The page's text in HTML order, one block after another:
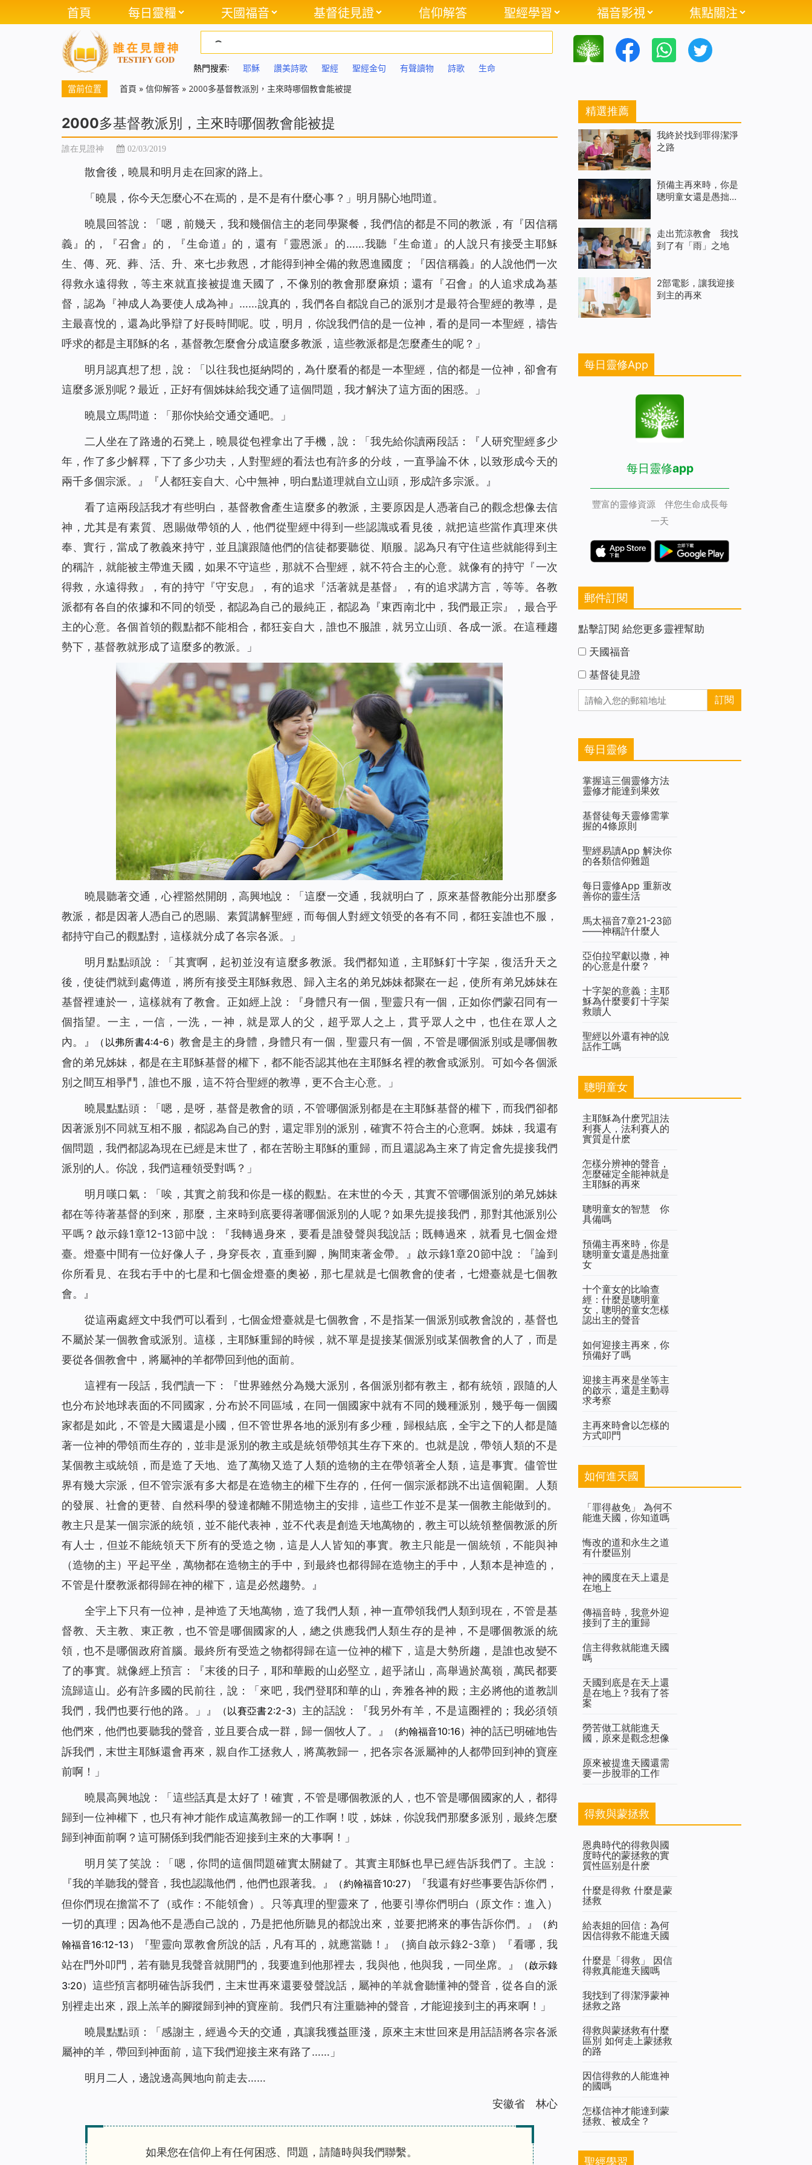
首頁 每日靈糧 天國福音 基督徒見證 信仰解答 聖經學習 福音影視 焦點關注
熱門搜索: 耶穌 讚美詩歌 聖經 聖經金句 有聲讀物 詩歌 生命
當前位置 首頁 » 信仰解答 » 2000多基督教派別，主來時哪個教會能被提
2000多基督教派別，主來時哪個教會能被提
誰在見證神 02/03/2019
散會後，曉晨和明月走在回家的路上。
「曉晨，你今天怎麼心不在焉的，是不是有什麼心事？」明月關心地問道。
曉晨回答說：「嗯，前幾天，我和幾個信主的老同學聚餐，我們信的都是不同的教派，有『因信稱
義』的，『召會』的，
『生命道』 的，還有『靈恩派』的……我聽 『生命道』 的人說只有接受主耶穌
生、傳、死、葬、活、升、來七步救恩，才能得到神全備的救恩進國度；『因信稱義』的人說他們一次
得救永遠得救，等主來就直接被提進天國了，不像別的教會那麼麻煩；還有『召會』的人追求成為基
督，認為『神成人為要使人成為神』……說真的，我們各自都說自己的派別才是最符合聖經的教導，是
主最喜悅的，還為此爭辯了好長時間呢。哎，明月，你說我們信的是一位神，看的是同一本聖經，禱告
呼求的都是主耶穌的名，基督教怎麼會分成這麼多教派，這些教派都是怎麼產生的呢？」
明月認真想了想，說：「以往我也挺納悶的，為什麼看的都是一本聖經，信的都是一位神，卻會有
這麼多派別呢？最近，正好有個姊妹給我交通了這個問題，我才解決了這方面的困惑。」
曉晨立馬問道：「那你快給交通交通吧。」
二人坐在了路邊的石凳上，曉晨從包裡拿出了手機，說：「我先給你讀兩段話：『 人研究聖經多少
年，作了多少解釋，下了多少功夫，人對聖經的看法也有許多的分歧，一直爭論不休，以致形成今天的
兩千多個宗派。
』『 人都狂妄自大、心中無神，明白點道理就自立山頭，形成許多宗派。 』
看了這兩段話我才有些明白，基督教會產生這麼多的教派，主要原因是人憑著自己的觀念想像去信
神，尤其是有素質、恩賜做帶領的人，他們從聖經中得到一些認識或看見後，就把這些當作真理來供
奉、實行，當成了教義來持守，並且讓跟隨他們的信徒都要聽從、順服。認為只有守住這些就能得到主
的稱許，就能被主帶進天國，如果不守這些，那就不合聖經，就不符合主的心意。就像有的持守『一次
得救，永遠得救』，有的持守『守安息』，有的追求『活著就是基督』，有的追求講方言，等等。各教
派都有各自的依據和不同的領受，都認為自己的最純正，都認為『東西南北中，我們最正宗』，最合乎
主的心意。各個首領的觀點都不能相合，都狂妄自大，誰也不服誰，就另立山頭、各成一派。在這種趨
勢下，基督教就形成了這麼多的教派。」
曉晨聽著交通，心裡豁然開朗，高興地說：「這麼一交通，我就明白了，原來基督教能分出那麼多
教派，都是因著人憑自己的恩賜、素質講解聖經，而每個人對經文領受的各有不同，都狂妄誰也不服，
都持守自己的觀點對，這樣就分成了各宗各派。」
明月點點頭說：「其實啊，起初並沒有這麼多教派。我們都知道，主耶穌釘十字架，復活升天之
後，使徒們就到處傳道，將所有接受主耶穌救恩、歸入主名的弟兄姊妹都聚在一起，使所有弟兄姊妹在
基督裡連於一，這樣就有了教會。正如經上說：『身體只有一個，聖靈只有一個，正如你們蒙召同有一
個指望。一主，一信，一洗，一神，就是眾人的父，超乎眾人之上，貫乎眾人之中，也住在眾人之
內。』
（以弗所書4:4-6）教會是主的身體，身體只有一個，聖靈只有一個，不管是哪個派別或是哪個教
會的弟兄姊妹，都是在主耶穌基督的權下，都不能否認其他在主耶穌名裡的教會或派別。可如今各個派
別之間互相爭鬥，誰也不服，這不符合聖經的教導，更不合主心意。」
曉晨點點頭：「嗯，是呀，基督是教會的頭，不管哪個派別都是在主耶穌基督的權下，而我們卻都
因著派別不同就互相不服，都認為自己的對，還定罪別的派別，確實不符合主的心意啊。姊妹，我還有
個問題，我們都認為現在已經是末世了，都在苦盼主耶穌的重歸，而且還認為主來了肯定會先提接我們
派別的人。你說，我們這種領受對嗎？」
明月嘆口氣：「唉，其實之前我和你是一樣的觀點。在末世的今天，其實不管哪個派別的弟兄姊妹
都在等待著基督的到來，那麼，主來時到底要得著哪個派別的人呢？如果先提接我們，那對其他派別公
平嗎？啟示錄1章12-13節中說：『我轉過身來，要看是誰發聲與我說話；既轉過來，就看見七個金燈
臺。燈臺中間有一位好像人子，身穿長衣，直垂到腳，胸間束著金帶。
』啟示錄1章20節中說：『論到
你所看見、在我右手中的七星和七個金燈臺的奧祕，那七星就是七個教會的使者，七燈臺就是七個教
會。
』
從這兩處經文中我們可以看到，七個金燈臺就是七個教會，不是指某一個派別或教會說的，基督也
不屬於某一個教會或派別。這樣，主耶穌重歸的時候，就不單是提接某個派別或某個教會的人了，而是
要從各個教會中，將屬神的羊都帶回到他的面前。
這裡有一段話，我們讀一下：『世界雖然分為幾大派別，各個派別都有教主，都有統領，跟隨的人
也分布於地球表面的不同國家，分布於不同區域，在同一個國家中就有不同的幾種派別，幾乎每一個國
家都是如此，不管是大國還是小國，但不管世界各地的派別有多少種，歸根結底，全宇之下的人都是隨
著一位神的帶領而生存的，並非是派別的教主或是統領帶領其生存下來的。也就是說，帶領人類的不是
某個教主或統領，而是造了天地、造了萬物又造了人類的造物的主在帶領著全人類，這是事實。儘管世
界有幾大宗派，但不管宗派有多大都是在造物主的權下生存的，任何一個宗派都跳不出這個範圍。人類
的發展、社會的更替、自然科學的發達都離不開造物主的安排，這些工作並不是某一個教主能做到的。
教主只是某一個宗派的統領，並不能代表神，並不代表是創造天地萬物的，教主可以統領整個教派的所
有人士，但並不能統領天下所有的受造之物，這是人人皆知的事實。教主只能是一個統領，不能與神
（造物的主）平起平坐，萬物都在造物主的手中，到最終也都得歸在造物主的手中，人類本是神造的，
不管是什麼教派都得歸在神的權下，這是必然趨勢。
』
全宇上下只有一位神，是神造了天地萬物，造了我們人類，神一直帶領我們人類到現在，不管是基
督教、天主教、東正教，也不管是哪個國家的人，總之供應我們人類生存的是神，不是哪個教派的統
領，也不是哪個政府首腦。最終所有受造之物都得歸在這一位神的權下，這是大勢所趨，是誰也改變不
了的事實。就像經上預言：『末後的日子，耶和華殿的山必堅立，超乎諸山，高舉過於萬嶺，萬民都要
流歸這山。必有許多國的民前往，說：「來吧，我們登耶和華的山，奔雅各神的殿；主必將他的道教訓
我們，我們也要行他的路。」
』 （以賽亞書2:2-3） 主的話說：『我另外有羊，不是這圈裡的；我必須領
他們來，他們也要聽我的聲音，並且要合成一群，歸一個牧人了。
』 （約翰福音10:16）神的話已明確地告
訴我們，末世主耶穌還會再來，親自作工拯救人，將萬教歸一，把各宗各派屬神的人都帶回到神的寶座
前啊！」
曉晨高興地說：「這些話真是太好了！確實，不管是哪個教派的人，也不管是哪個國家的人，都得
歸到一位神權下，也只有神才能作成這萬教歸一的工作啊！哎，姊妹，你說我們那麼多派別，最終怎麼
歸到神面前啊？這可關係到我們能否迎接到主來的大事啊！」
明月笑了笑說：「嗯，你問的這個問題確實太關鍵了。其實主耶穌也早已經告訴我們了。主說：
『我的羊聽我的聲音，我也認識他們，他們也跟著我。 』 （約翰福音10:27） 『我還有好些事要告訴你們，
但你們現在擔當不了
（或作：不能領會） 。只等真理的聖靈來了，他要引導你們明白
（原文作：進入）
一切的真理；因為他不是憑自己說的，乃是把他所聽見的都說出來，並要把將來的事告訴你們。
』
（約
翰福音16:12-13）
『聖靈向眾教會所說的話，凡有耳的，就應當聽！ 』（摘自啟示錄2-3章）『看哪，我
站在門外叩門，若有聽見我聲音就開門的，我要進到他那裡去，我與他，他與我，一同坐席。
』
（啟示錄
3:20） 這些預言都明確告訴我們，主末世再來還要發聲說話，屬神的羊就會聽懂神的聲音，從各自的派
別裡走出來，跟上羔羊的腳蹤歸到神的寶座前。我們只有注重聽神的聲音，才能迎接到主的再來啊！」
曉晨點點頭：「感謝主，經過今天的交通，真讓我獲益匪淺，原來主末世回來是用話語將各宗各派
屬神的羊，帶回到神面前，這下我們迎接主來有路了……」
明月二人，邊說邊高興地向前走去……
安徽省 林心
如果您在信仰上有任何困惑、問題，請隨時與我們聯繫。
精選推薦
我終於找到罪得潔淨
之路
預備主再來時，你是
聰明童女還是愚拙童
走出荒涼教會 我找
到了有「雨」之地
2部電影，讓我迎接
到主的再來
每日靈修App
每日靈修app
豐富的靈修資源 伴您生命成長每
一天
郵件訂閱
點擊訂閱 給您更多靈裡幫助
天國福音
基督徒見證
每日靈修
掌握這三個靈修方法
靈修才能達到果效
基督徒每天靈修需掌
握的4條原則
聖經易讀App 解決你
的各類信仰難題
每日靈修App 重新改
善你的靈生活
馬太福音7章21-23節
——神稱許什麼人
亞伯拉罕獻以撒，神
的心意是什麼？
十字架的意義：主耶
穌為什麼要釘十字架
救贖人
聖經以外還有神的說
話作工嗎
聰明童女
主耶穌為什麽咒詛法
利賽人，法利賽人的
實質是什麽
怎樣分辨神的聲音，
怎麼確定全能神就是
主耶穌的再來
聰明童女的智慧 你
具備嗎
預備主再來時，你是
聰明童女還是愚拙童
女
十个童女的比喻查
經：什麼是聰明童
女，聰明的童女怎樣
認出主的聲音
如何迎接主再來，你
預備好了嗎
迎接主再來是坐等主
的啟示，還是主動尋
求考察
主再來時會以怎樣的
方式叩門
如何進天國
「罪得赦免」 為何不
能進天國，你知道嗎
悔改的道和永生之道
有什麼區別
神的國度在天上還是
在地上
傳福音時，我意外迎
接到了主的重歸
信主得救就能進天國
嗎
天國到底是在天上還
是在地上？我有了答
案
勞苦做工就能進天
國，原來是觀念想像
原來被提進天國還需
要一步脫罪的工作
得救與蒙拯救
恩典時代的得救與國
度時代的蒙拯救的實
質性區别是什麽
什麼是得救 什麼是蒙
拯救
給表姐的回信：為何
因信得救不能進天國
什麼是「得救」 因信
得救真能進天國嗎
我找到了得潔淨蒙神
拯救之路
得救與蒙拯救有什麼
區別 如何走上蒙拯救
的路
因信得救的人能進神
的國嗎
怎樣信神才能達到蒙
拯救、被成全？
聖經學習